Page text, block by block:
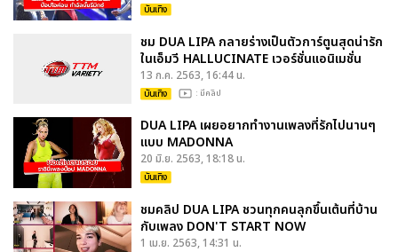
บันเทิง
ชม DUA LIPA กลายร่างเป็นตัวการ์ตูนสุดน่ารัก
ในเอ็มวี HALLUCINATE เวอร์ชั่นแอนิเมชั่น
13 ก.ค. 2563, 16:44 น.
บันเทิง : มีคลิป
DUA LIPA เผยอยากทำงานเพลงที่รักไปนานๆ
แบบ MADONNA
20 มิ.ย. 2563, 18:18 น.
บันเทิง
ชมคลิป DUA LIPA ชวนทุกคนลุกขึ้นเต้นที่บ้าน
กับเพลง DON'T START NOW
1 เม.ย. 2563, 14:31 น.